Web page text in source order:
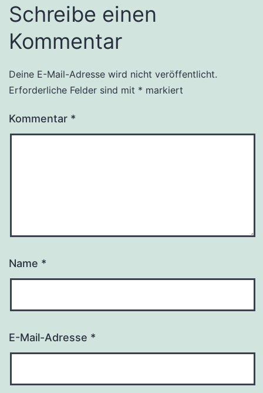
Schreibe einen
Kommentar
Deine E-Mail-Adresse wird nicht veröffentlicht.
Erforderliche Felder sind mit * markiert
Kommentar *
Name *
E-Mail-Adresse *